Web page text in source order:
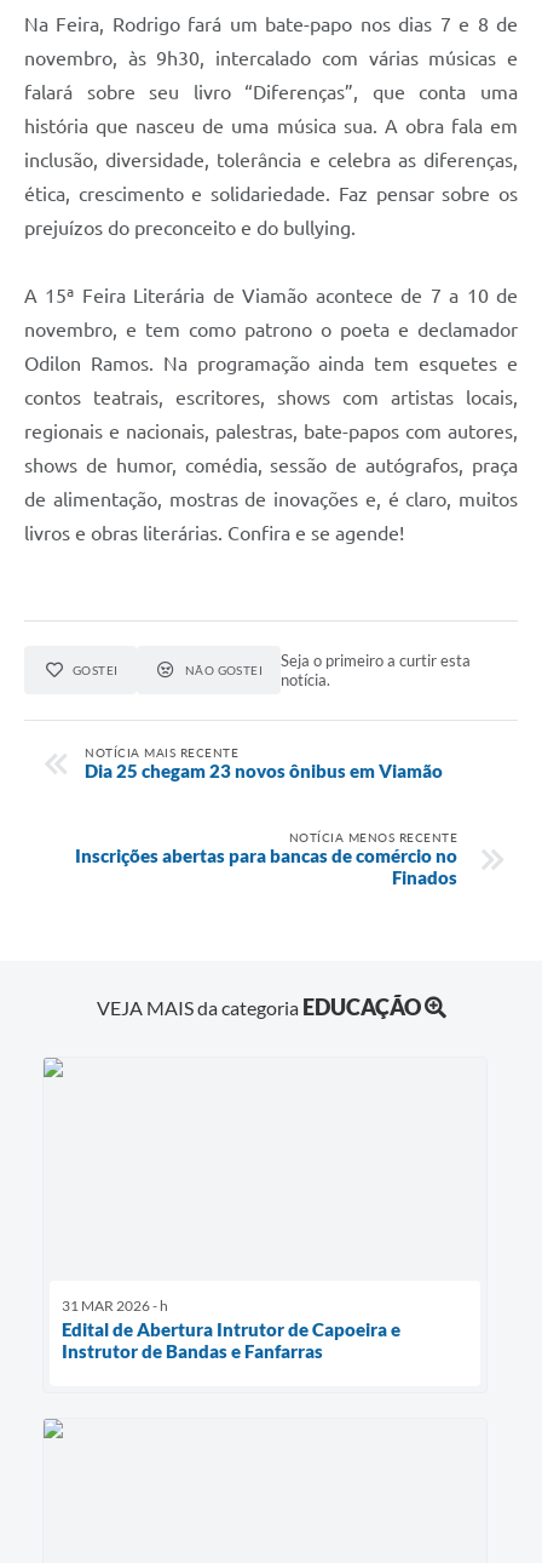
Na Feira, Rodrigo fará um bate-papo nos dias 7 e 8 de
novembro, às 9h30, intercalado com várias músicas e
falará sobre seu livro “Diferenças”, que conta uma
história que nasceu de uma música sua. A obra fala em
inclusão, diversidade, tolerância e celebra as diferenças,
ética, crescimento e solidariedade. Faz pensar sobre os
prejuízos do preconceito e do bullying.
A 15ª Feira Literária de Viamão acontece de 7 a 10 de
novembro, e tem como patrono o poeta e declamador
Odilon Ramos. Na programação ainda tem esquetes e
contos teatrais, escritores, shows com artistas locais,
regionais e nacionais, palestras, bate-papos com autores,
shows de humor, comédia, sessão de autógrafos, praça
de alimentação, mostras de inovações e, é claro, muitos
livros e obras literárias. Confira e se agende!
GOSTEI NÃO GOSTEI
Seja o primeiro a curtir esta
notícia.
NOTÍCIA MAIS RECENTE
Dia 25 chegam 23 novos ônibus em Viamão
NOTÍCIA MENOS RECENTE
Inscrições abertas para bancas de comércio no
Finados
VEJA MAIS da categoria EDUCAÇÃO
31 MAR 2026 - h
Edital de Abertura Intrutor de Capoeira e
Instrutor de Bandas e Fanfarras